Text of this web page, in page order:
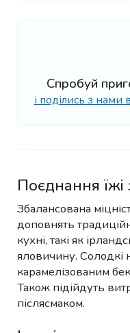
Спробуй
і поділись з
Поєднання їжі
Збалансована
доповнять
кухні, такі як
яловичину. Солодкі
карамелізованим
Також підійдуть
післясмаком.